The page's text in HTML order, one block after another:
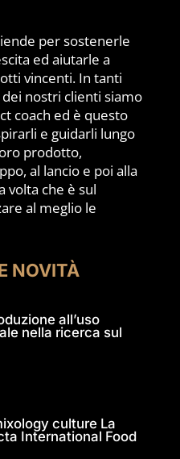
per sostenerle
ed aiutarle a
vincenti. In tanti
nostri clienti siamo
coach ed è questo
e guidarli lungo
prodotto,
al lancio e poi alla
volta che è sul
al meglio le
NOVITÀ
all’uso
nella ricerca sul
culture La
International Food